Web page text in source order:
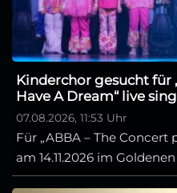
Kinderchor gesucht für
Have A Dream“ live
07.08.2026, 11:53 Uhr
Für „ABBA – The Concert
am 14.11.2026 im